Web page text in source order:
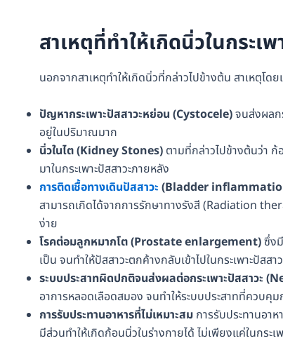
สาเหตุที่ทำให้เกิดนิ่วในกระเพ
นอกจากสาเหตุทำให้เกิดนิ่วที่กล่าวไปข้างต้น สาเหตุโดย
ปัญหากระเพาะปัสสาวะหย่อน (Cystocele)จนส่งผลก
อยู่ในปริมาณมาก
นิ่วในไต (Kidney Stones) ตามที่กล่าวไปข้างต้นว่า ก้
มาในกระเพาะปัสสาวะภายหลัง
การติดเชื้อทางเดินปัสสาวะ (Bladder
สามารถเกิดได้จากการรักษาทางรังสี (Radiation
ง่าย
โรคต่อมลูกหมากโต (Prostate enlargement)ซึ่ง
เป็น จนทำให้ปัสสาวะตกค้างกลับเข้าไปในกระเพาะปัสส
ระบบประสาทผิดปกติจนส่งผลต่อกระเพาะปัสสาวะ (
อาการหลอดเลือดสมอง จนทำให้ระบบประสาทที่ควบคุม
การรับประทานอาหารที่ไม่เหมาะสม การรับประทานอา
มีส่วนทำให้เกิดก้อนนิ่วในร่างกายได้ ไม่เพียงแค่ในกระเ